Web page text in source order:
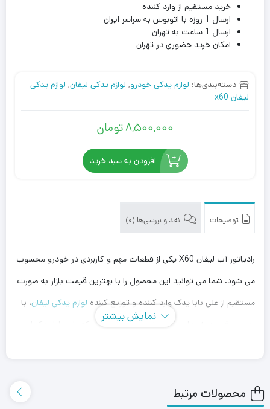
خرید مستقیم از وارد کننده
ارسال 1 روزه با اتوبوس به سراسر ایران
ارسال 1 ساعت به تهران
امکان خرید حضوری در تهران
دسته‌بندی‌ها: لوازم یدکی خودرو, لوازم یدکی لیفان, لوازم یدکی
لیفان x60
8,500,000تومان
افزودن به سبد خرید
توضیحات نقد و بررسی‌ها (0)
رادیاتور آب لیفان X60 یکی از قطعات مهم و کاربردی در خودرو محسوب
می شود. شما می توانید این محصول را با بهترین قیمت بازار به صورت
مستقیم از علی بابا یدک وارد کننده و توزیع کننده لوازم یدکی لیفان، با
بهترین قیمت خریداری کنید. توجه داشته باشید که علی بابا یدک این
همچنین می توانید علاوه بر خرید رادیاتور آب لیفان X60 سایر
نمایش بیشتر
محصولات مرتبط